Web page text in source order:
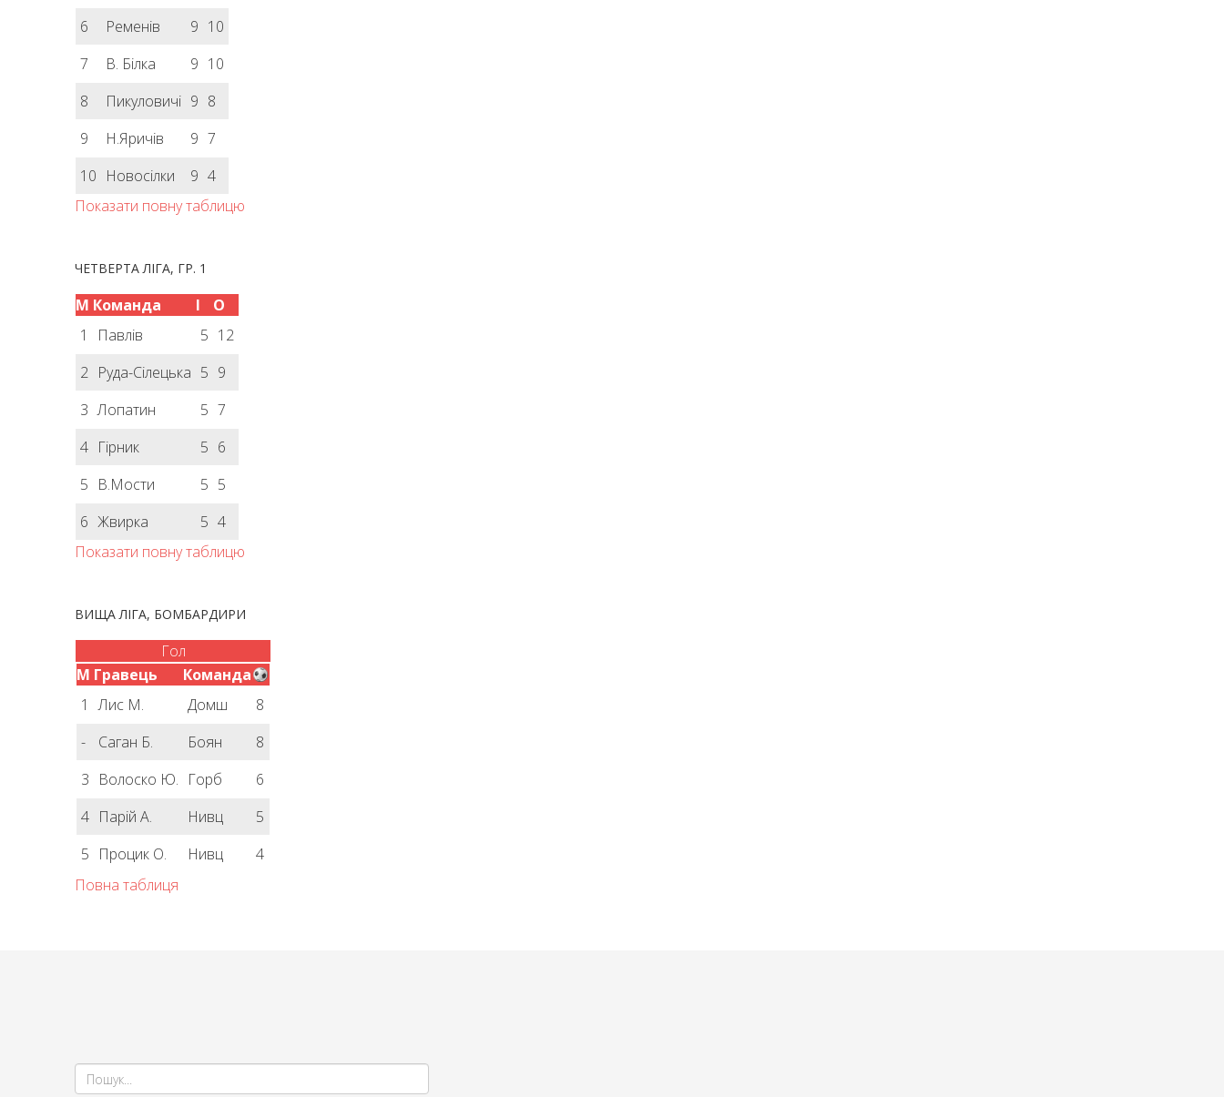
6
Ременів 9 10
7
В. Білка 9 10
8
Пикуловичі 9 8
9
Н.Яричів 9 7
10 Новосілки 9 4
Показати повну таблицю
ЧЕТВЕРТА ЛІГА, ГР. 1
М Команда І
О
1
Павлів 5 12
2 Руда-Сілецька 5 9
3 Лопатин 5 7
4 Гірник 5 6
5 В.Мости 5 5
6 Жвирка 5 4
Показати повну таблицю
ВИЩА ЛІГА, БОМБАРДИРИ
Гол
М Гравець
Команда
1
Лис М. Домш
8
-
Саган Б. Боян
8
3 Волоско Ю. Горб
6
4 Парій А. Нивц
5
5 Процик О. Нивц
4
Повна таблиця